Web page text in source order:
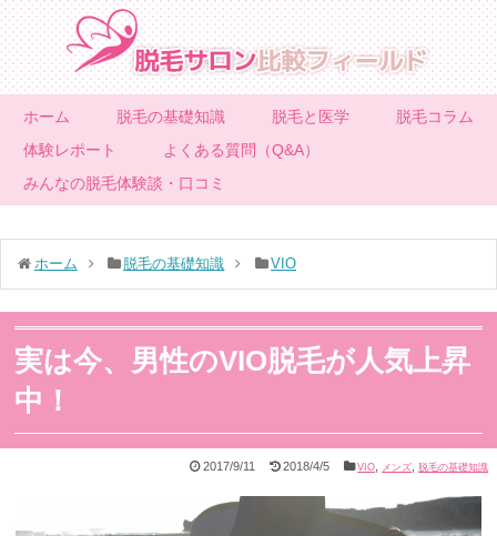
ホーム 脱毛の基礎知識 脱毛と医学
脱毛コラム
体験レポート
よくある質問（Q&A）
みんなの脱毛体験談・口コミ
ホーム 脱毛の基礎知識 VIO
実は今、男性のVIO脱毛が人気上昇
中！
2017/9/11 2018/4/5 VIO メンズ 脱毛の基礎知識